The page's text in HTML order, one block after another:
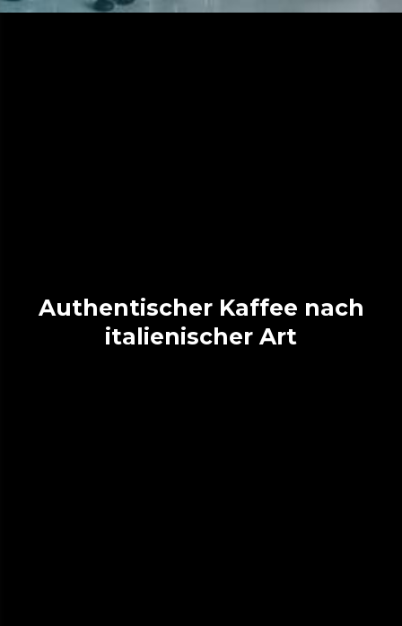
Authentischer Kaffee nach
italienischer Art